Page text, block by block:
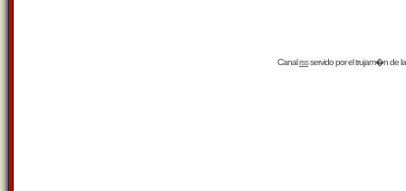
Canalrssservido por eltrujam�nde